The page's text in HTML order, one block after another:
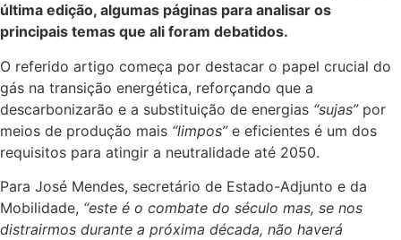
última edição, algumas páginas para analisar os
principais temas que ali foram debatidos.
O referido artigo começa por destacar o papel crucial do
gás na transição energética, reforçando que a
descarbonizarão e a substituição de energias “sujas”por
meios de produção mais “limpos”e eficientes é um dos
requisitos para atingir a neutralidade até 2050.
Para José Mendes, secretário de Estado-Adjunto e da
Mobilidade, “este é o combate do século mas, se nos
distrairmos durante a próxima década, não haverá